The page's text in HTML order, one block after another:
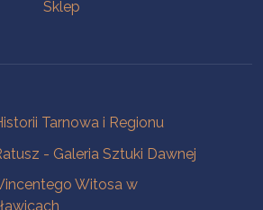
Sklep
Tarnowa i Regionu
- Galeria Sztuki Dawnej
Witosa w